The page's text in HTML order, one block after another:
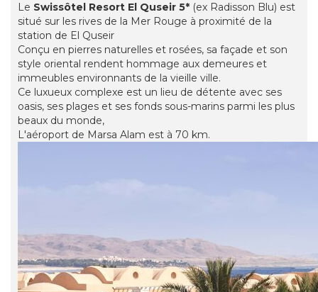
Le Swissôtel Resort El Quseir 5* (ex Radisson Blu) est
situé sur les rives de la Mer Rouge à proximité de la
station de El Quseir
Conçu en pierres naturelles et rosées, sa façade et son
style oriental rendent hommage aux demeures et
immeubles environnants de la vieille ville.
Ce luxueux complexe est un lieu de détente avec ses
oasis, ses plages et ses fonds sous-marins parmi les plus
beaux du monde,
L'aéroport de Marsa Alam est à 70 km.